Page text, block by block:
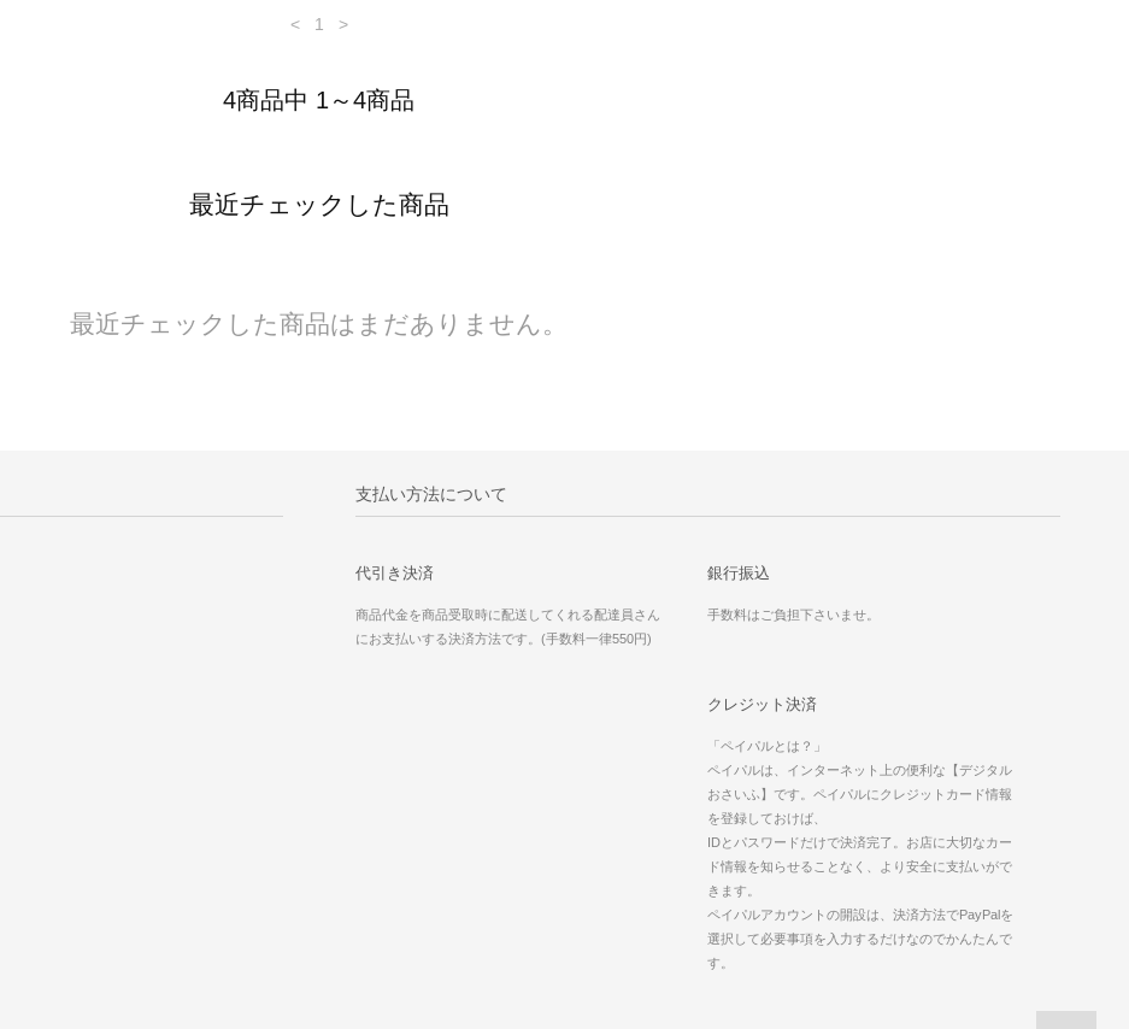
< 1 >
4商品中 1～4商品
最近チェックした商品
最近チェックした商品はまだありません。
支払い方法について
代引き決済
商品代金を商品受取時に配送してくれる配達員さん
にお支払いする決済方法です。(手数料一律550円)
銀行振込
手数料はご負担下さいませ。
クレジット決済
「ペイパルとは？」
ペイパルは、インターネット上の便利な【デジタル
おさいふ】です。ペイパルにクレジットカード情報
を登録しておけば、
IDとパスワードだけで決済完了。お店に大切なカー
ド情報を知らせることなく、より安全に支払いがで
きます。
ペイパルアカウントの開設は、決済方法でPayPalを
選択して必要事項を入力するだけなのでかんたんで
す。